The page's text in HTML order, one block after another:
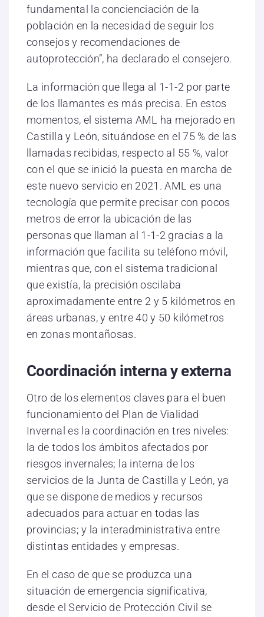
fundamental la concienciación de la
población en la necesidad de seguir los
consejos y recomendaciones de
autoprotección”, ha declarado el consejero.
La información que llega al 1-1-2 por parte
de los llamantes es más precisa. En estos
momentos, el sistema AML ha mejorado en
Castilla y León, situándose en el 75 % de las
llamadas recibidas, respecto al 55 %, valor
con el que se inició la puesta en marcha de
este nuevo servicio en 2021. AML es una
tecnología que permite precisar con pocos
metros de error la ubicación de las
personas que llaman al 1-1-2 gracias a la
información que facilita su teléfono móvil,
mientras que, con el sistema tradicional
que existía, la precisión oscilaba
aproximadamente entre 2 y 5 kilómetros en
áreas urbanas, y entre 40 y 50 kilómetros
en zonas montañosas.
Coordinación interna y externa
Otro de los elementos claves para el buen
funcionamiento del Plan de Vialidad
Invernal es la coordinación en tres niveles:
la de todos los ámbitos afectados por
riesgos invernales; la interna de los
servicios de la Junta de Castilla y León, ya
que se dispone de medios y recursos
adecuados para actuar en todas las
provincias; y la interadministrativa entre
distintas entidades y empresas.
En el caso de que se produzca una
situación de emergencia significativa,
desde el Servicio de Protección Civil se